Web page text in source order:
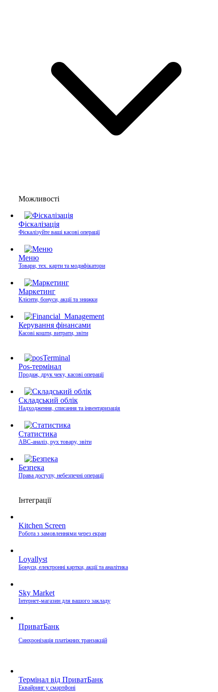
Можливості
Фіскалізація
Фіскалізуйте ваші касові операції
Меню
Товари, тех. карти та модифікатори
Маркетинг
Клієнти, бонуси, акції та знижки
Керування фінансами
Касові кошти, витрати, звіти
Pos-термінал
Продаж, друк чеку, касові операції
Складський облік
Надходження, списання та інвентаризація
Статистика
ABC-аналіз, рух товару, звіти
Безпека
Права доступу, небезпечні операції
Інтеграції
Kitchen Screen
Робота з замовленнями через екран
Loyallyst
Бонуси, електронні картки, акції та аналітика
Sky Market
Інтернет-магазин для вашого закладу
ПриватБанк
Синхронізація платіжних транзакцій
Термінал від ПриватБанк
Еквайринг у смартфоні